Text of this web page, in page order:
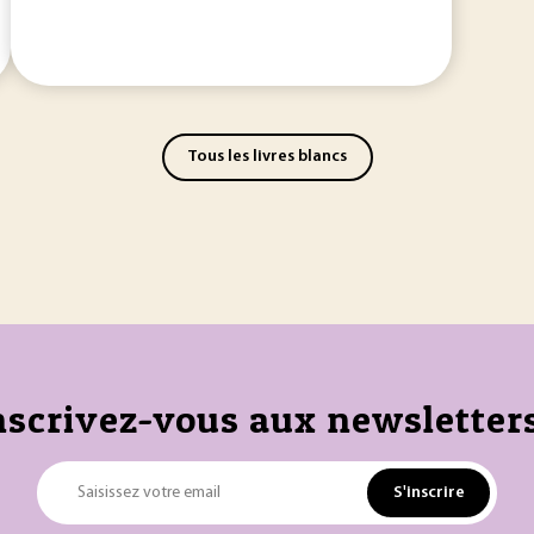
Tous les livres blancs
vous aux
Saisissez votre email S'inscrire